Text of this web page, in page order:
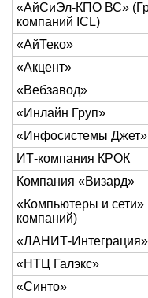
«АйСиЭл-КПО ВС»
компаний ICL)
«АйТеко»
«Акцент»
«Вебзавод»
«Инлайн Груп»
«Инфосистемы Джет»
ИТ-компания КРОК
Компания «Визард»
«Компьютеры и сети»
компаний)
«ЛАНИТ-Интеграция»
«НТЦ Галэкс»
«Синто»